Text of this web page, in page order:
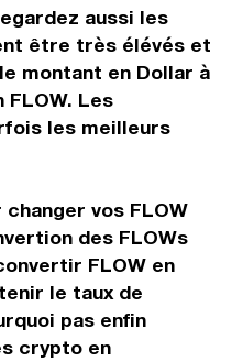
aussi les
être très élévés et
montant en Dollar à
Les
les meilleurs
vos FLOW
des FLOWs
FLOW en
le taux de
pas enfin
crypto en